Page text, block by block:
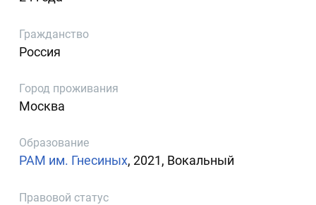
Гражданство
Россия
Город проживания
Москва
Образование
РАМ им. Гнесиных, 2021, Вокальный
Правовой статус